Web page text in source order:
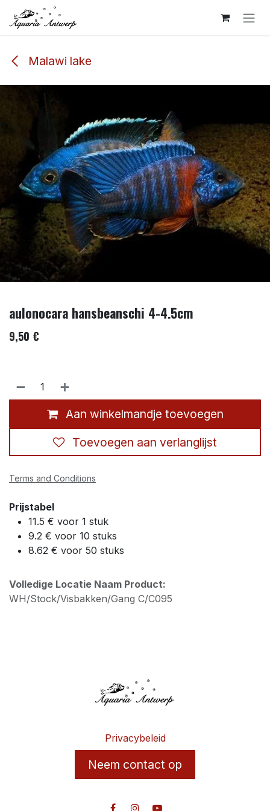
Overslaan naar inhoud
Malawi lake
aulonocara hansbeanschi 4-4.5cm
9,50 €
Aan winkelmandje toevoegen
Toevoegen aan verlanglijst
Terms and Conditions
Prijstabel
11.5 € voor 1 stuk
9.2 € voor 10 stuks
8.62 € voor 50 stuks
Volledige Locatie Naam Product:
WH/Stock/Visbakken/Gang C/C095
Privacybeleid
Neem contact op